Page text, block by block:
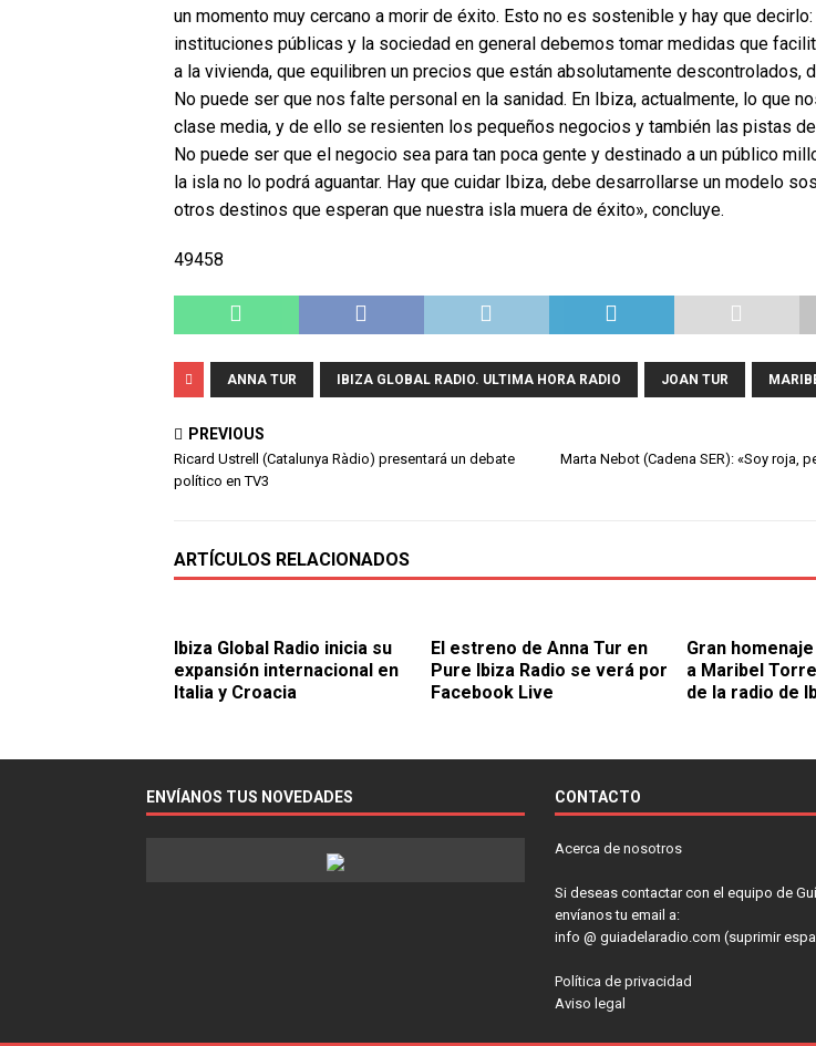
un momento muy cercano a morir de éxito. Esto no es sostenible y hay que
instituciones públicas y la sociedad en general debemos tomar medidas que
a la vivienda, que equilibren un precios que están absolutamente descontrolados,
No puede ser que nos falte personal en la sanidad. En Ibiza, actualmente, lo que
clase media, y de ello se resienten los pequeños negocios y también las pistas
No puede ser que el negocio sea para tan poca gente y destinado a un público
la isla no lo podrá aguantar. Hay que cuidar Ibiza, debe desarrollarse un modelo
otros destinos que esperan que nuestra isla muera de éxito», concluye.
49458
ANNA TUR IBIZA GLOBAL RADIO. ULTIMA HORA RADIO JOAN TUR
PREVIOUS
Ricard Ustrell (Catalunya Ràdio) presentará un debate
político en TV3
Marta Nebot (Cadena SER): «Soy roja,
ARTÍCULOS RELACIONADOS
Ibiza Global Radio inicia su
expansión internacional en
Italia y Croacia
El estreno de Anna Tur en
Pure Ibiza Radio se verá por
Facebook Live
Gran
a Maribel
de la radio de
ENVÍANOS TUS NOVEDADES CONTACTO
Acerca de nosotros
Si deseas contactar con el equipo de
envíanos tu email a:
info @ guiadelaradio.com (suprimir
Política de privacidad
Aviso legal